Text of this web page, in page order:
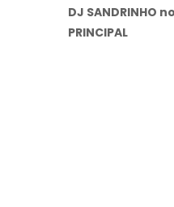
DJ SANDRINHO
PRINCIPAL